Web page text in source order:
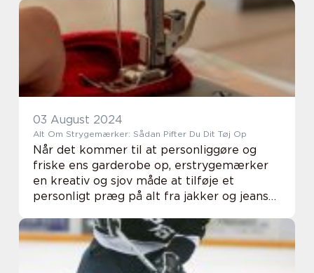
søger et sted, hvor und...
03 August 2024
Alt Om Strygemærker: Sådan Pifter Du Dit Tøj Op
Når det kommer til at personliggøre og
friske ens garderobe op, erstrygemærker
en kreativ og sjov måde at tilføje et
personligt præg på alt fra jakker og jeans
dekorere tøj har været populær i årtier og
for...